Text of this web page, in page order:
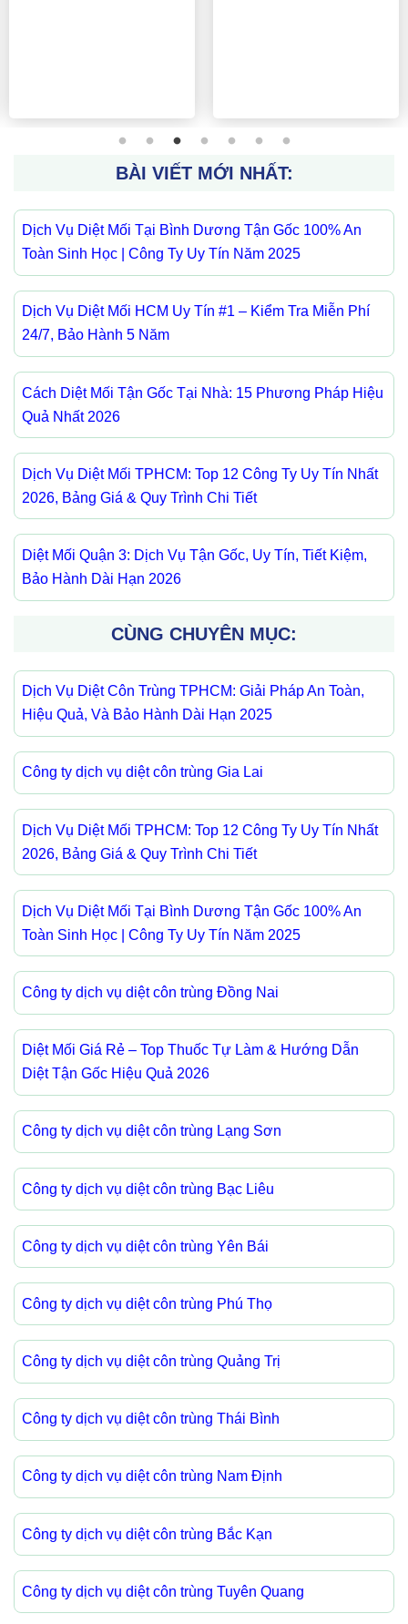
BÀI VIẾT MỚI NHẤT:
Dịch Vụ Diệt Mối Tại Bình Dương Tận Gốc 100% An
Toàn Sinh Học | Công Ty Uy Tín Năm 2025
Dịch Vụ Diệt Mối HCM Uy Tín #1 – Kiểm Tra Miễn Phí
24/7, Bảo Hành 5 Năm
Cách Diệt Mối Tận Gốc Tại Nhà: 15 Phương Pháp Hiệu
Quả Nhất 2026
Dịch Vụ Diệt Mối TPHCM: Top 12 Công Ty Uy Tín Nhất
2026, Bảng Giá & Quy Trình Chi Tiết
Diệt Mối Quận 3: Dịch Vụ Tận Gốc, Uy Tín, Tiết Kiệm,
Bảo Hành Dài Hạn 2026
CÙNG CHUYÊN MỤC:
Dịch Vụ Diệt Côn Trùng TPHCM: Giải Pháp An Toàn,
Hiệu Quả, Và Bảo Hành Dài Hạn 2025
Công ty dịch vụ diệt côn trùng Gia Lai
Dịch Vụ Diệt Mối TPHCM: Top 12 Công Ty Uy Tín Nhất
2026, Bảng Giá & Quy Trình Chi Tiết
Dịch Vụ Diệt Mối Tại Bình Dương Tận Gốc 100% An
Toàn Sinh Học | Công Ty Uy Tín Năm 2025
Công ty dịch vụ diệt côn trùng Đồng Nai
Diệt Mối Giá Rẻ – Top Thuốc Tự Làm & Hướng Dẫn
Diệt Tận Gốc Hiệu Quả 2026
Công ty dịch vụ diệt côn trùng Lạng Sơn
Công ty dịch vụ diệt côn trùng Bạc Liêu
Công ty dịch vụ diệt côn trùng Yên Bái
Công ty dịch vụ diệt côn trùng Phú Thọ
Công ty dịch vụ diệt côn trùng Quảng Trị
Công ty dịch vụ diệt côn trùng Thái Bình
Công ty dịch vụ diệt côn trùng Nam Định
Công ty dịch vụ diệt côn trùng Bắc Kạn
Công ty dịch vụ diệt côn trùng Tuyên Quang